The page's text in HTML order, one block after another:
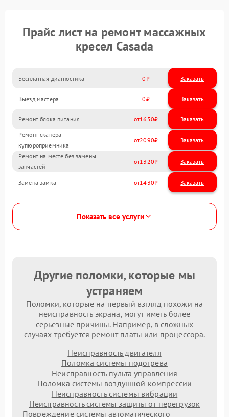
Прайс лист на ремонт массажных
кресел Casada
Бесплатная диагностика 0 Заказать
Выезд мастера 0 Заказать
Ремонт блока питания 1650
Ремонт сканера
купюроприемника
2090
Ремонт на месте без замены
запчастей
1320
Замена замка 1430
Показать все услуги
Другие поломки, которые мы
устраняем
Поломки, которые на первый взгляд похожи на
неисправность экрана, могут иметь более
серьезные причины. Например, в сложных
случаях требуется ремонт платы или процессора.
Неисправность двигателя
Поломка системы подогрева
Неисправность пульта управления
Поломка системы воздушной компрессии
Неисправность системы вибрации
Неисправность системы защиты от перегрузок
Повреждение системы автоматического